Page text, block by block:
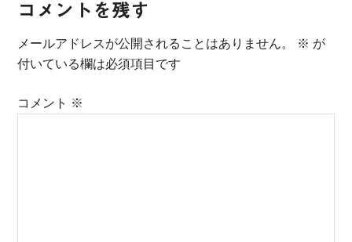
コメントを残す
メールアドレスが公開されることはありません。 ※ が
付いている欄は必須項目です
コメント ※